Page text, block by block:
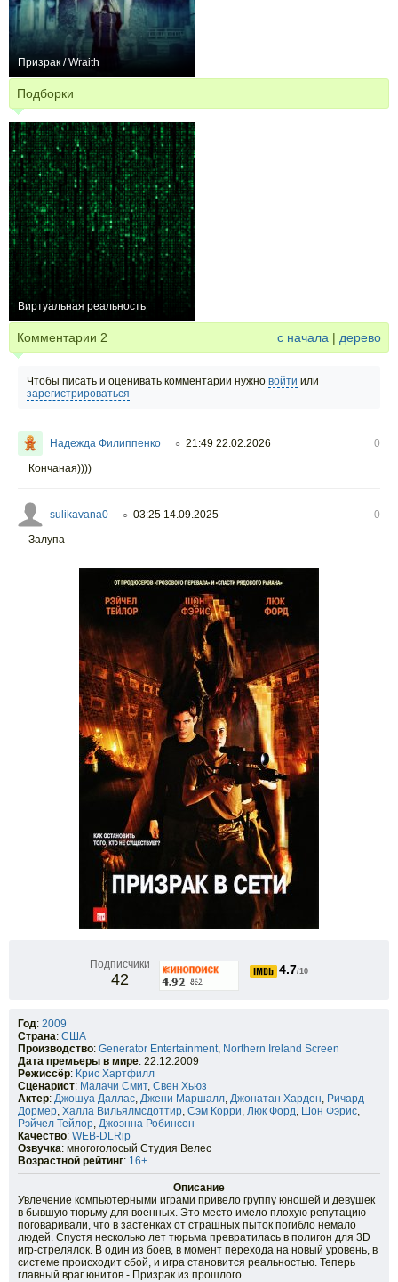
Призрак / Wraith
Подборки
Виртуальная реальность
Комментарии 2 с начала | дерево
Чтобы писать и оценивать комментарии нужно войти или
зарегистрироваться
Надежда Филиппенко ○ 21:49 22.02.2026
0
Кончаная))))
sulikavana0 ○ 03:25 14.09.2025
0
Залупа
Подписчики
42
4.7/10
Год: 2009
Страна: США
Производство: Generator Entertainment, Northern Ireland Screen
Дата премьеры в мире: 22.12.2009
Режиссёр: Крис Хартфилл
Сценарист: Малачи Смит, Свен Хьюз
Актер: Джошуа Даллас, Джени Маршалл, Джонатан Харден, Ричард
Дормер, Халла Вильялмсдоттир, Сэм Корри, Люк Форд, Шон Фэрис,
Рэйчел Тейлор, Джоэнна Робинсон
Качество: WEB-DLRip
Озвучка: многоголосый Студия Велес
Возрастной рейтинг: 16+
Описание
Увлечение компьютерными играми привело группу юношей и девушек
в бывшую тюрьму для военных. Это место имело плохую репутацию -
поговаривали, что в застенках от страшных пыток погибло немало
людей. Спустя несколько лет тюрьма превратилась в полигон для 3D
игр-стрелялок. В один из боев, в момент перехода на новый уровень, в
системе происходит сбой, и игра становится реальностью. Теперь
главный враг юнитов - Призрак из прошлого...